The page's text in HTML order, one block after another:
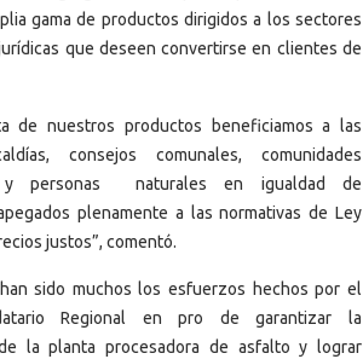
gama de productos dirigidos a los sectores
que deseen convertirse en clientes de
de nuestros productos beneficiamos a las
consejos comunales, comunidades
y personas naturales en igualdad de
plenamente a las normativas de Ley
justos”, comentó.
sido muchos los esfuerzos hechos por el
Regional en pro de garantizar la
la planta procesadora de asfalto y lograr